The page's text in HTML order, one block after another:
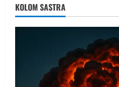
KOLOM SASTRA